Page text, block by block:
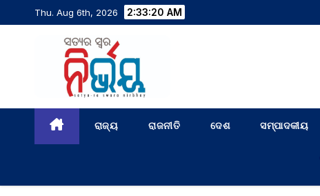
Thu. Aug 6th, 2026 2:33:21 AM
ରାଜ୍ୟ ରାଜନୀତି ଦେଶ ସମ୍ପାଦକୀୟ